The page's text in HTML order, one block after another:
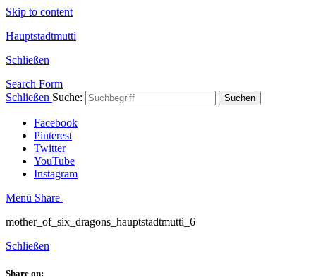
Skip to content
Hauptstadtmutti
Schließen
Search Form
Schließen Suche: Suchen
Facebook
Pinterest
Twitter
YouTube
Instagram
Menü Share
mother_of_six_dragons_hauptstadtmutti_6
Schließen
Share on: